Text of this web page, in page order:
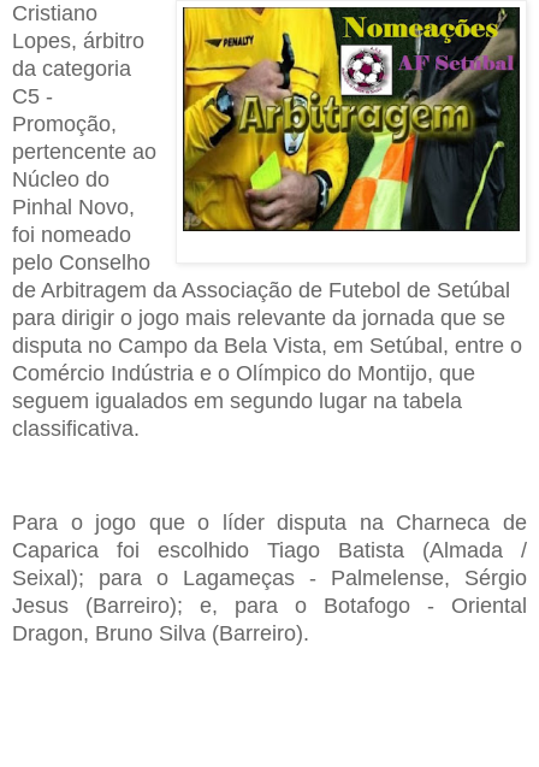
Cristiano
Lopes, árbitro
da categoria
C5 -
Promoção,
pertencente ao
Núcleo do
Pinhal Novo,
foi nomeado
pelo Conselho
de Arbitragem da Associação de Futebol de Setúbal
para dirigir o jogo mais relevante da jornada que se
disputa no Campo da Bela Vista, em Setúbal, entre o
Comércio Indústria e o Olímpico do Montijo, que
seguem igualados em segundo lugar na tabela
classificativa.
Para o jogo que o líder disputa na Charneca de
Caparica foi escolhido Tiago Batista (Almada /
Seixal); para o Lagameças - Palmelense, Sérgio
Jesus (Barreiro); e, para o Botafogo - Oriental
Dragon, Bruno Silva (Barreiro).